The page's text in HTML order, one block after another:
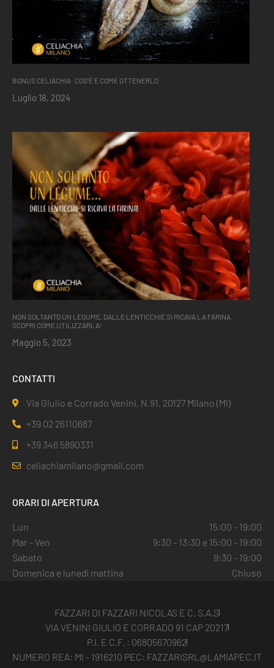
BONUS CELIACHIA: COS’È E COME OTTENERLO
Luglio 18, 2024
NON SOLTANTO UN LEGUME, DALLE LENTICCHIE SI RICAVA LA FARINA.
SCOPRI COME UTILIZZARLA!
Maggio 5, 2023
CONTATTI
Via Giulio e Corrado Venini, N.91, 20127 Milano (MI)
+39 02 26110687
+39 346 5890331
celiachiamilano@gmail.com
ORARI DI APERTURA
Lun
15:00 - 19:00
Mar - Ven
9:30 - 13:30 e 15:00 - 19:00
Sabato
9:30 - 19:00
Domenica e lunedì mattina
Chiuso
FAZZARI DI FAZZARI NICOLAS E C. S.A.S
VIA VENINI GIULIO E CORRADO 91 CAP 20217
P.I. E C.F. : 06805670962
NUMERO REA: MI - 1916210 PEC: FAZZARISRL@LAMIAPEC.IT